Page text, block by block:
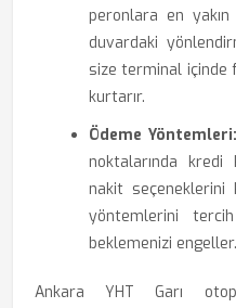
peronlara en
duvardaki
size terminal içinde
kurtarır.
Ödeme Yöntemleri:
noktalarında kredi
nakit seçeneklerini
yöntemlerini
beklemenizi engeller.
Ankara YHT Garı